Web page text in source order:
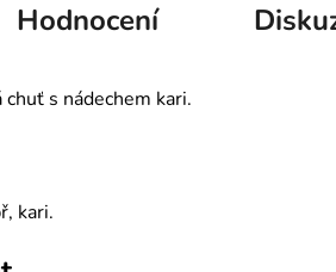
Hodnocení
s nádechem kari.
kari.